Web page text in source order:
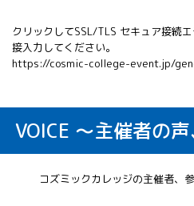
ランチャーや自
クリックしてSSL/TLS セキュア接続
接入力してください。
https://cosmic-college-event.jp/
VOICE ～主催者の
コズミックカレッジの主催者、